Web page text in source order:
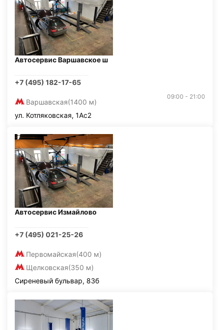
Автосервис Варшавское ш
+7 (495) 182-17-65
Варшавская(1400 м)
09:00 - 21:00
ул. Котляковская, 1Ас2
Автосервис Измайлово
+7 (495) 021-25-26
Первомайская(400 м)
Щелковская(350 м)
Сиреневый бульвар, 83б